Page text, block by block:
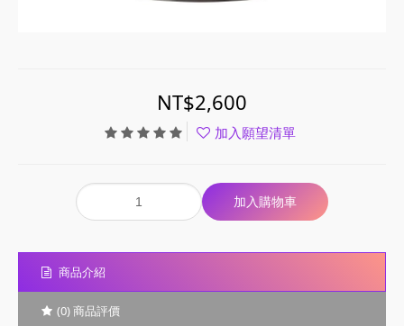
NT$2,600
加入願望清單
商品介紹
(0) 商品評價